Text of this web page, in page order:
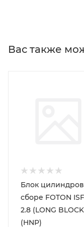
Вас также
Блок
сборе FOTON ISF
2.8 (LONG
(HNP)